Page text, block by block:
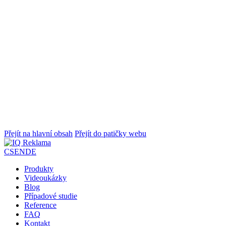
Přejít na hlavní obsah Přejít do patičky webu
CSENDE
Produkty
Videoukázky
Blog
Případové studie
Reference
FAQ
Kontakt